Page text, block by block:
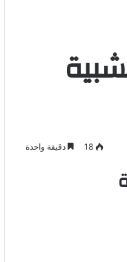
18 دقيقة واحدة